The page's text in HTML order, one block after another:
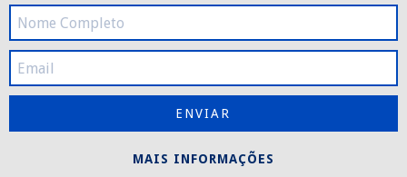
MAIS INFORMAÇÕES